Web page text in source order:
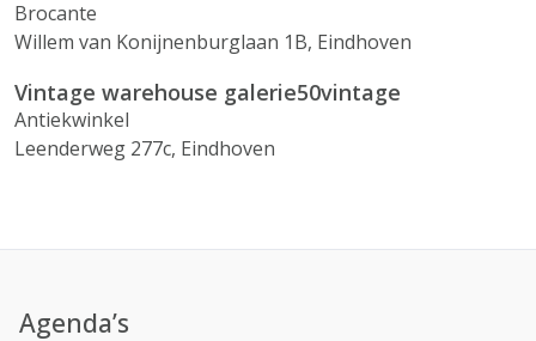
Brocante
Willem van Konijnenburglaan 1B, Eindhoven
Vintage warehouse galerie50vintage
Antiekwinkel
Leenderweg 277c, Eindhoven
Agenda’s